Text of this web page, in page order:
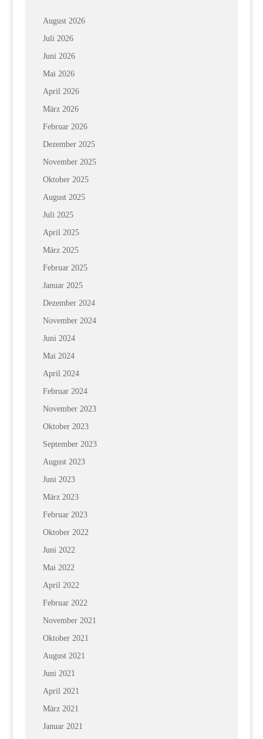
August 2026
Juli 2026
Juni 2026
Mai 2026
April 2026
März 2026
Februar 2026
Dezember 2025
November 2025
Oktober 2025
August 2025
Juli 2025
April 2025
März 2025
Februar 2025
Januar 2025
Dezember 2024
November 2024
Juni 2024
Mai 2024
April 2024
Februar 2024
November 2023
Oktober 2023
September 2023
August 2023
Juni 2023
März 2023
Februar 2023
Oktober 2022
Juni 2022
Mai 2022
April 2022
Februar 2022
November 2021
Oktober 2021
August 2021
Juni 2021
April 2021
März 2021
Januar 2021